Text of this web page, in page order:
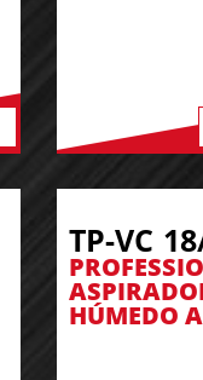
TP-VC
HÚMEDO